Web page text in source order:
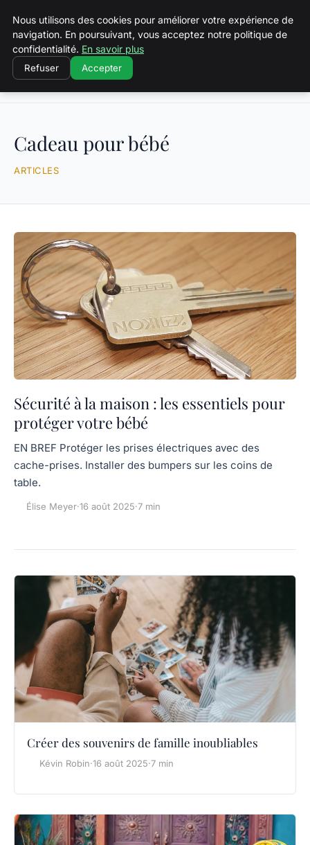
Squeakyswing.com
Cadeau pour bébé
ARTICLES
Sécurité à la maison : les essentiels pour
protéger votre bébé
EN BREF Protéger les prises électriques avec des
cache-prises. Installer des bumpers sur les coins de
table.
Élise Meyer·16 août 2025·7 min
Créer des souvenirs de famille inoubliables
Kévin Robin·16 août 2025·7 min
Nous utilisons des cookies pour améliorer votre expérience de
navigation. En poursuivant, vous acceptez notre politique de
confidentialité. En savoir plus
Refuser Accepter